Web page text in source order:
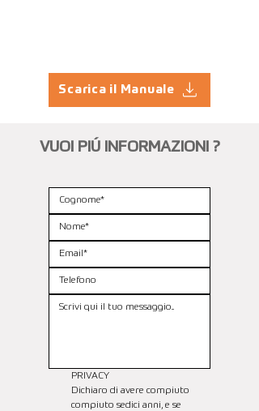
Scarica il Manuale
VUOI PIÚ INFORMAZIONI ?
PRIVACY
Dichiaro di avere compiuto
compiuto sedici anni, e se